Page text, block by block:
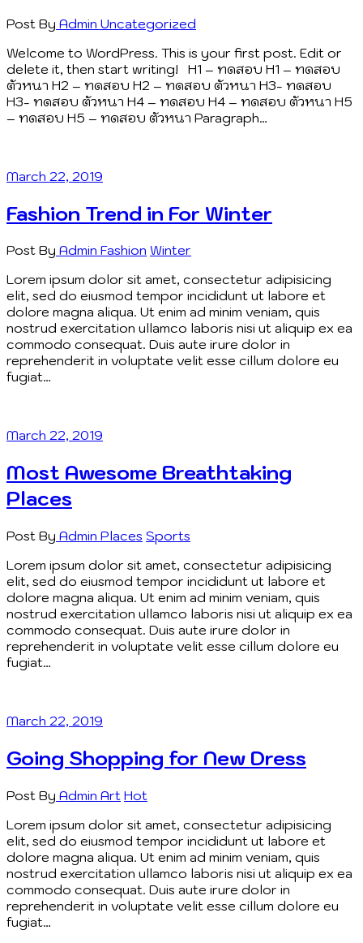
Post By Admin Uncategorized
Welcome to WordPress. This is your first post. Edit or
delete it, then start writing! H1 – ทดสอบ H1 – ทดสอบ
ตัวหนา H2 – ทดสอบ H2 – ทดสอบ ตัวหนา H3- ทดสอบ
H3- ทดสอบ ตัวหนา H4 – ทดสอบ H4 – ทดสอบ ตัวหนา H5
– ทดสอบ H5 – ทดสอบ ตัวหนา Paragraph…
March 22, 2019
Fashion Trend in For Winter
Post By Admin Fashion Winter
Lorem ipsum dolor sit amet, consectetur adipisicing
elit, sed do eiusmod tempor incididunt ut labore et
dolore magna aliqua. Ut enim ad minim veniam, quis
nostrud exercitation ullamco laboris nisi ut aliquip ex ea
commodo consequat. Duis aute irure dolor in
reprehenderit in voluptate velit esse cillum dolore eu
fugiat…
March 22, 2019
Most Awesome Breathtaking
Places
Post By Admin Places Sports
Lorem ipsum dolor sit amet, consectetur adipisicing
elit, sed do eiusmod tempor incididunt ut labore et
dolore magna aliqua. Ut enim ad minim veniam, quis
nostrud exercitation ullamco laboris nisi ut aliquip ex ea
commodo consequat. Duis aute irure dolor in
reprehenderit in voluptate velit esse cillum dolore eu
fugiat…
March 22, 2019
Going Shopping for New Dress
Post By Admin Art Hot
Lorem ipsum dolor sit amet, consectetur adipisicing
elit, sed do eiusmod tempor incididunt ut labore et
dolore magna aliqua. Ut enim ad minim veniam, quis
nostrud exercitation ullamco laboris nisi ut aliquip ex ea
commodo consequat. Duis aute irure dolor in
reprehenderit in voluptate velit esse cillum dolore eu
fugiat…